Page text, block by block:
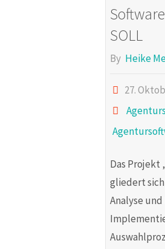
SOLL
By Heike
27.
Das Projekt
gliedert
Analyse